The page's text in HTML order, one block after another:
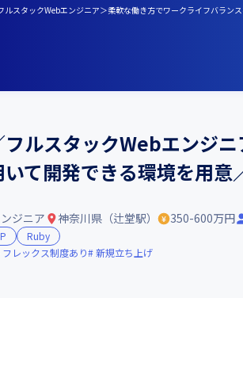
スタックWebエンジニア＞柔軟な働き方でワークライフバラ
フルスタックWebエンジ
て開発できる環境を用
ジニア 神奈川県（辻堂駅） 350-600万円
Ruby
フレックス制度あり 新規立ち上げ